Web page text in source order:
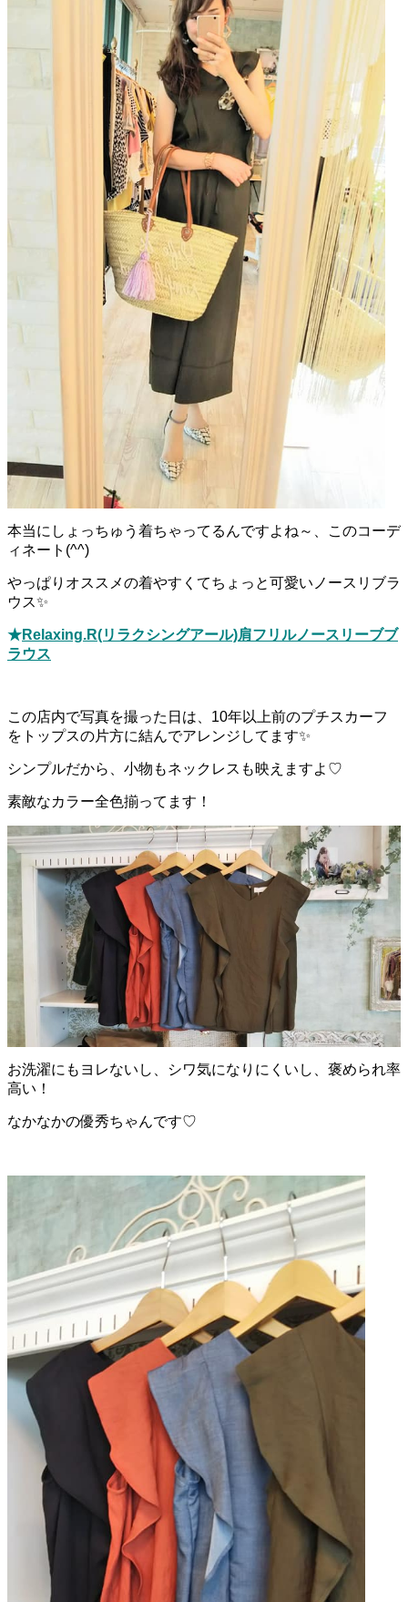
本当にしょっちゅう着ちゃってるんですよね～、このコーデ
ィネート(^^)
やっぱりオススメの着やすくてちょっと可愛いノースリブラ
ウス✨
★Relaxing.R(リラクシングアール)肩フリルノースリーブブ
ラウス
この店内で写真を撮った日は、10年以上前のプチスカーフ
をトップスの片方に結んでアレンジしてます✨
シンプルだから、小物もネックレスも映えますよ♡
素敵なカラー全色揃ってます！
お洗濯にもヨレないし、シワ気になりにくいし、褒められ率
高い！
なかなかの優秀ちゃんです♡